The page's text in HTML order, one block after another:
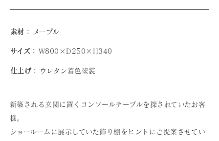
素材： メープル
サイズ： W800×D250×H340
仕上げ： ウレタン着色塗装
新築される玄関に置くコンソールテーブルを探されていたお客
様。
ショールームに展示していた飾り棚をヒントにご提案させてい